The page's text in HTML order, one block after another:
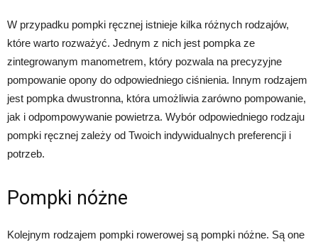
W przypadku pompki ręcznej istnieje kilka różnych rodzajów,
które warto rozważyć. Jednym z nich jest pompka ze
zintegrowanym manometrem, który pozwala na precyzyjne
pompowanie opony do odpowiedniego ciśnienia. Innym rodzajem
jest pompka dwustronna, która umożliwia zarówno pompowanie,
jak i odpompowywanie powietrza. Wybór odpowiedniego rodzaju
pompki ręcznej zależy od Twoich indywidualnych preferencji i
potrzeb.
Pompki nóżne
Kolejnym rodzajem pompki rowerowej są pompki nóżne. Są one